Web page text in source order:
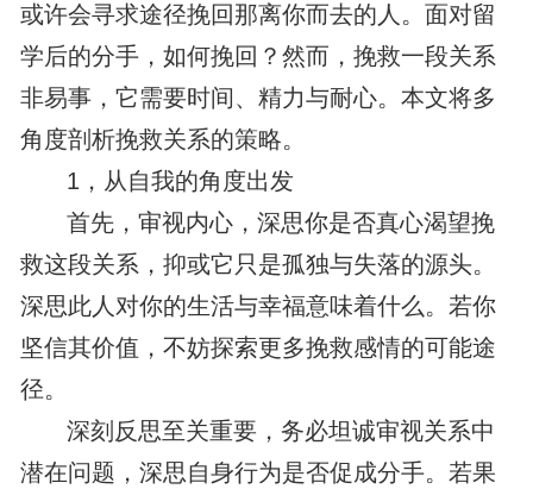
或许会寻求途径挽回那离你而去的人。面对留
学后的分手，如何挽回？然而，挽救一段关系
非易事，它需要时间、精力与耐心。本文将多
角度剖析挽救关系的策略。
1，从自我的角度出发
首先，审视内心，深思你是否真心渴望挽
救这段关系，抑或它只是孤独与失落的源头。
深思此人对你的生活与幸福意味着什么。若你
坚信其价值，不妨探索更多挽救感情的可能途
径。
深刻反思至关重要，务必坦诚审视关系中
潜在问题，深思自身行为是否促成分手。若果